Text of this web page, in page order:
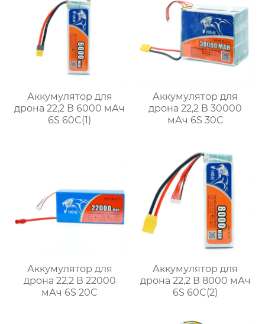
Аккумулятор для
дрона 22,2 В 6000 мАч
6S 60C(1)
Аккумулятор для
дрона 22,2 В 30000
мАч 6S 30C
Аккумулятор для
дрона 22,2 В 22000
мАч 6S 20C
Аккумулятор для
дрона 22,2 В 8000 мАч
6S 60C(2)